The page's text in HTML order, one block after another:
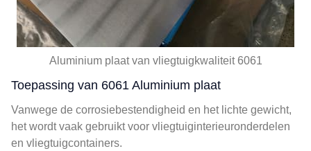
Aluminium plaat van vliegtuigkwaliteit 6061
Toepassing van 6061 Aluminium plaat
Vanwege de corrosiebestendigheid en het lichte gewicht,
het wordt vaak gebruikt voor vliegtuiginterieuronderdelen
en vliegtuigcontainers.